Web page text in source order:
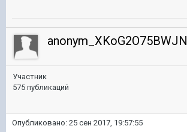
anonym_XKoG2O75BWJN
Участник
575 публикаций
Опубликовано: 25 сен 2017, 19:57:55